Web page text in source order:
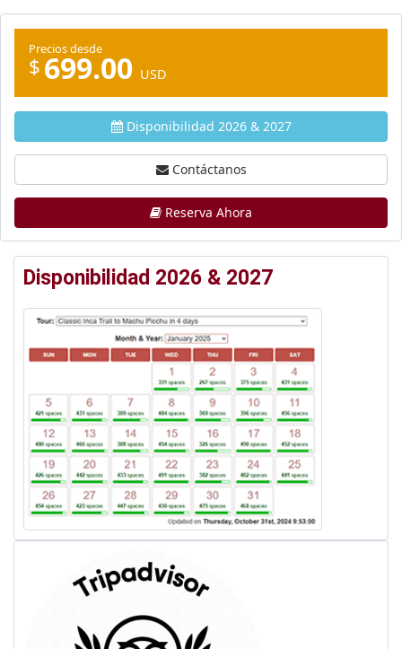
Precios desde
$699.00 USD
Disponibilidad 2026 & 2027
Contáctanos
Reserva Ahora
Disponibilidad 2026 & 2027